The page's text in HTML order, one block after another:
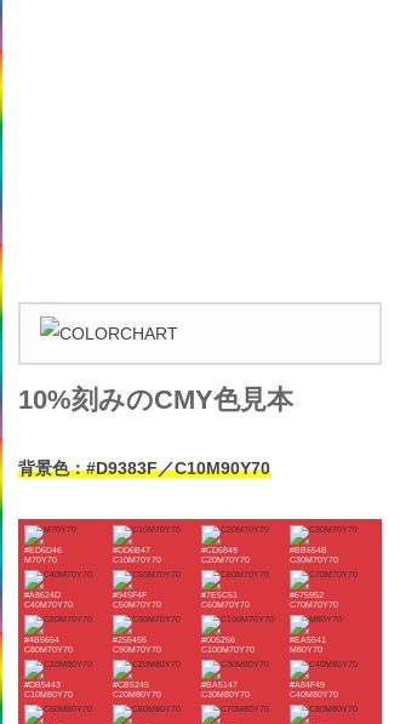
10%刻みのCMY色見本
背景色：#D9383F／C10M90Y70
#ED6D46
M70Y70
#DD6B47
C10M70Y70
#CD6849
C20M70Y70
#BB654B
C30M70Y70
#A8624D
C40M70Y70
#945F4F
C50M70Y70
#7E5C51
C60M70Y70
#675952
C70M70Y70
#4B5654
C80M70Y70
#255455
C90M70Y70
#005256
C100M70Y70
#EA5541
M80Y70
#DB5443
C10M80Y70
#CB5245
C20M80Y70
#BA5147
C30M80Y70
#A84F49
C40M80Y70